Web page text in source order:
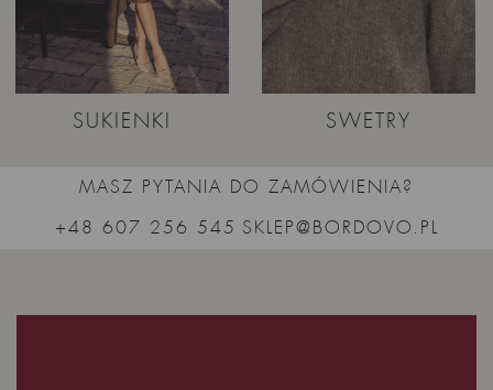
SUKIENKI SWETRY
MASZ PYTANIA DO ZAMÓWIENIA?
+48 607 256 545 SKLEP@BORDOVO.PL